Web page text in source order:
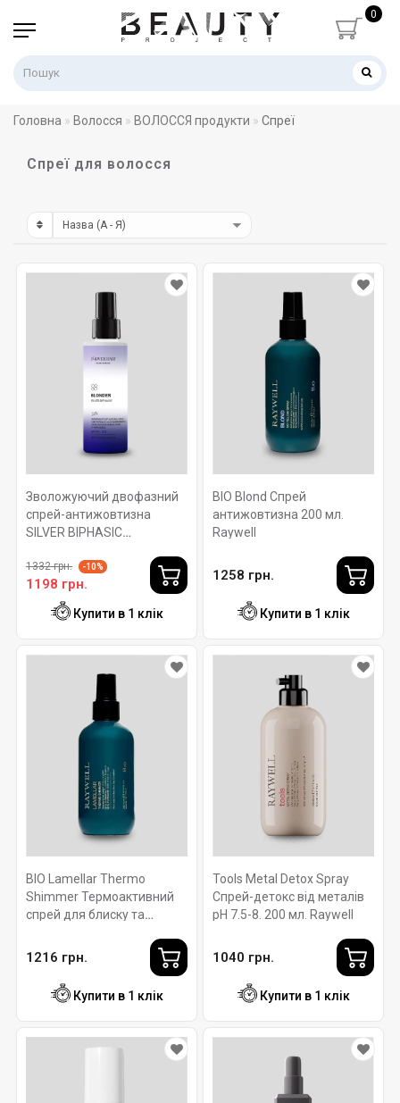
0
Головна Волосся ВОЛОССЯ продукти Спреї
Спреї для волосся
Зволожуючий двофазний
спрей-антижовтизна
SILVER BIPHASIC
1332 грн. -10%
1198 грн.
Купити в 1 клік
BIO Blond Спрей
антижовтизна 200 мл.
Raywell
1258 грн.
Купити в 1 клік
BIO Lamellar Thermo
Shimmer Термоактивний
спрей для блиску та
мл. Raywell
1216 грн.
Купити в 1 клік
Tools Metal Detox Spray
Спрей-детокс від металів
pH 7.5-8. 200 мл. Raywell
1040 грн.
Купити в 1 клік